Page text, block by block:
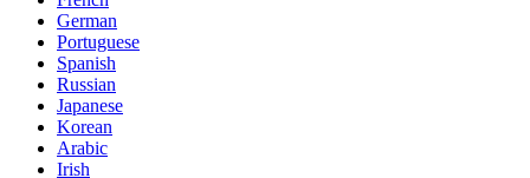
German
Portuguese
Spanish
Russian
Japanese
Korean
Arabic
Irish